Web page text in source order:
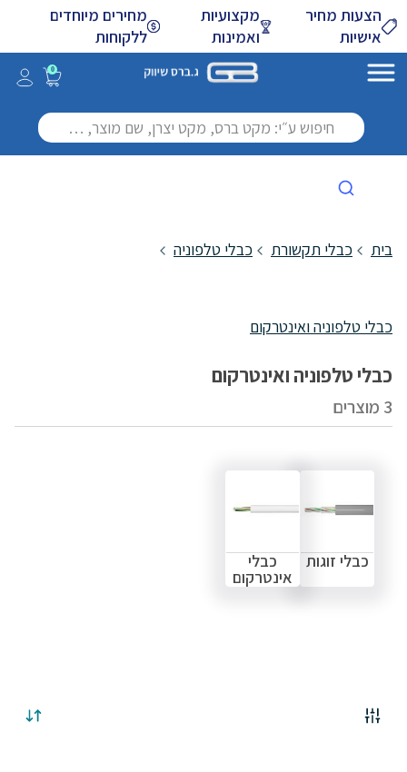
Skip
to
Content
מחירים מיוחדים
ללקוחות
מקצועיות
ואמינות
הצעות מחיר
אישיות
0
בית כבלי תקשורת כבלי טלפוניה
כבלי טלפוניה ואינטרקום
כבלי טלפוניה ואינטרקום
3 מוצרים
כבלי זוגות כבלי
אינטרקום